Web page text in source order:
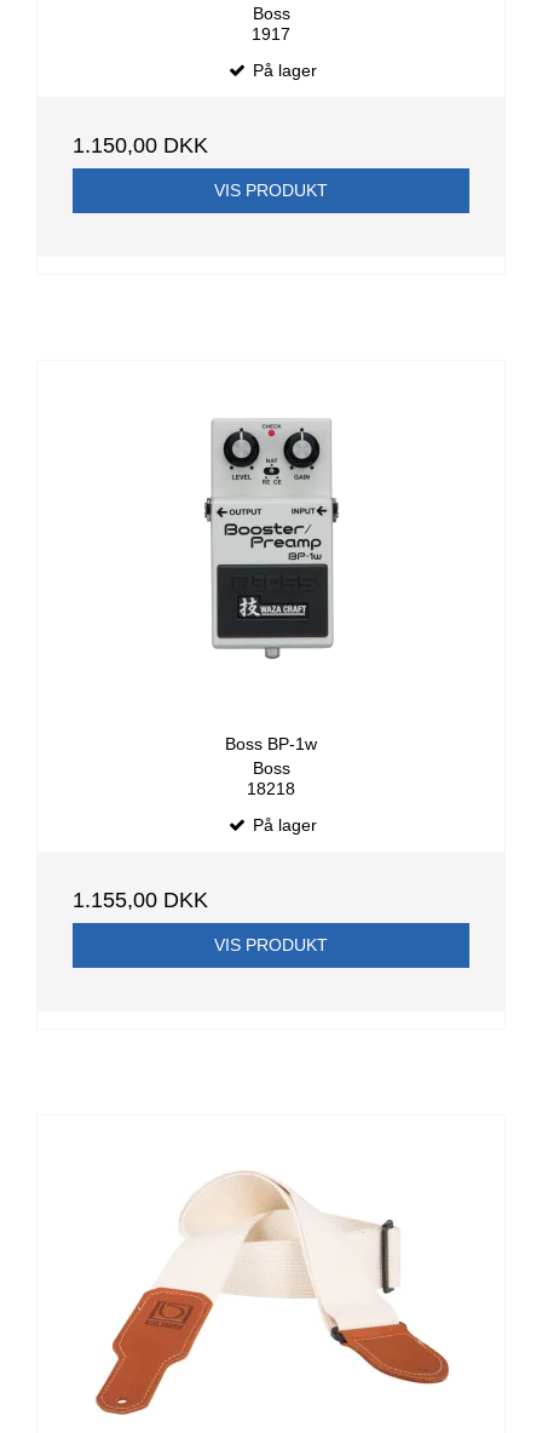
Boss
1917
På lager
1.150,00 DKK
VIS PRODUKT
Boss BP-1w
Boss
18218
På lager
1.155,00 DKK
VIS PRODUKT